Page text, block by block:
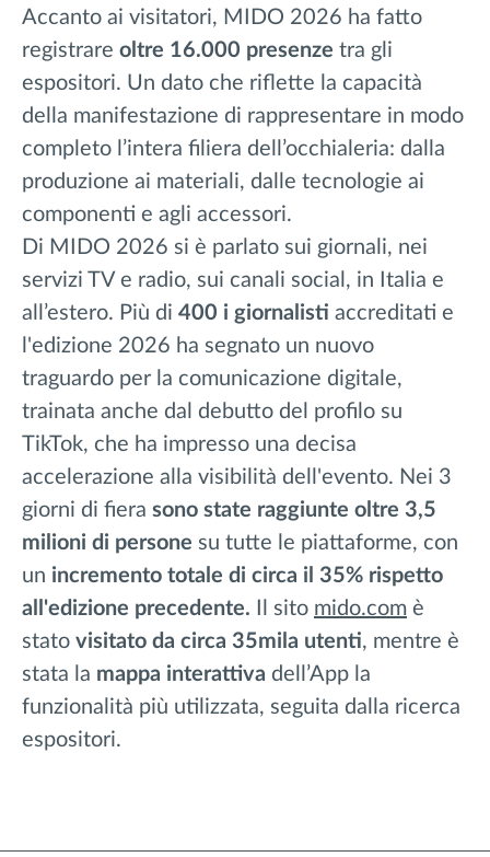
Accanto ai visitatori, MIDO 2026 ha fatto
registrare oltre 16.000 presenze tra gli
espositori. Un dato che riflette la capacità
della manifestazione di rappresentare in modo
completo l’intera filiera dell’occhialeria: dalla
produzione ai materiali, dalle tecnologie ai
componenti e agli accessori.
Di MIDO 2026 si è parlato sui giornali, nei
servizi TV e radio, sui canali social, in Italia e
all’estero. Più di 400 i giornalisti accreditati e
'edizione 2026 ha segnato un nuovo
traguardo per la comunicazione digitale,
trainata anche dal debutto del profilo su
TikTok, che ha impresso una decisa
accelerazione alla visibilità dell'evento. Nei 3
giorni di fiera sono state raggiunte oltre 3,5
milioni di persone su tutte le piattaforme, con
un incremento totale di circa il 35% rispetto
all'edizione precedente. Il sito mido.com è
stato visitato da circa 35mila utenti, mentre è
stata la mappa interattiva dell’App la
funzionalità più utilizzata, seguita dalla ricerca
espositori.